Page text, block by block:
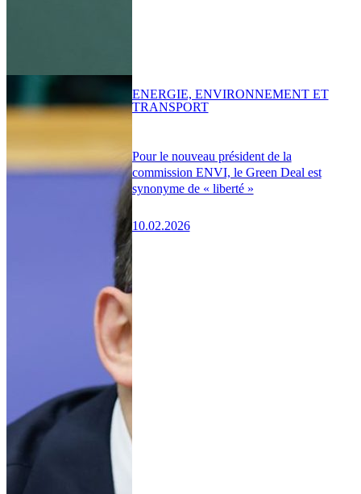
Pour le nouveau président de la
commission ENVI, le Green Deal est
synonyme de « liberté »
10.02.2026
ENERGIE, ENVIRONNEMENT ET
TRANSPORT